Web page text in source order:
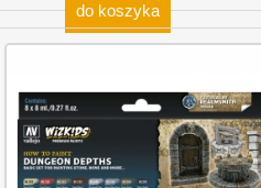
do koszyka